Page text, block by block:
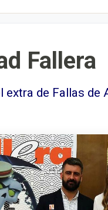
Fallera
de Fallas de